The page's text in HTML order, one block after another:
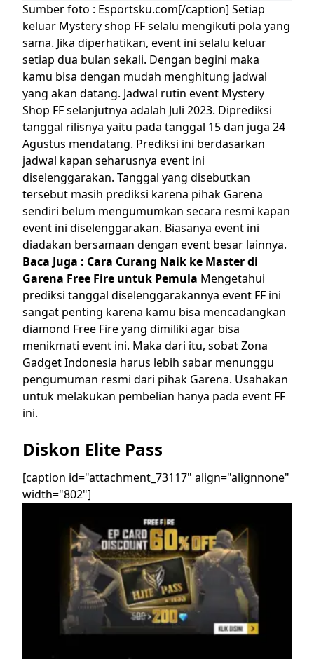
Sumber foto : Esportsku.com[/caption] Setiap
keluar Mystery shop FF selalu mengikuti pola yang
sama. Jika diperhatikan, event ini selalu keluar
setiap dua bulan sekali. Dengan begini maka
kamu bisa dengan mudah menghitung jadwal
yang akan datang. Jadwal rutin event Mystery
Shop FF selanjutnya adalah Juli 2023. Diprediksi
tanggal rilisnya yaitu pada tanggal 15 dan juga 24
Agustus mendatang. Prediksi ini berdasarkan
jadwal kapan seharusnya event ini
diselenggarakan. Tanggal yang disebutkan
tersebut masih prediksi karena pihak Garena
sendiri belum mengumumkan secara resmi kapan
event ini diselenggarakan. Biasanya event ini
diadakan bersamaan dengan event besar lainnya.
Baca Juga : Cara Curang Naik ke Master di
Garena Free Fire untuk Pemula Mengetahui
prediksi tanggal diselenggarakannya event FF ini
sangat penting karena kamu bisa mencadangkan
diamond Free Fire yang dimiliki agar bisa
menikmati event ini. Maka dari itu, sobat Zona
Gadget Indonesia harus lebih sabar menunggu
pengumuman resmi dari pihak Garena. Usahakan
untuk melakukan pembelian hanya pada event FF
ini.
Diskon Elite Pass
[caption id="attachment_73117" align="alignnone"
width="802"]